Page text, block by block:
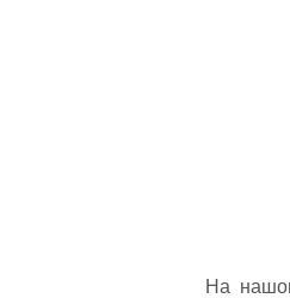
На